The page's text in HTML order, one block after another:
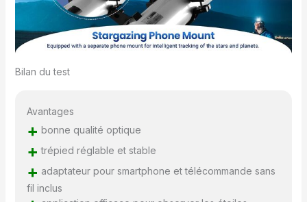
Il peut enregistrer la
beauté, acquérir des
connaissances en
astronomie et cultiver
un bon guide pour les
enfants. Facile à
assembler et à
Bilan du test
Avantages
+ bonne qualité optique
+ trépied réglable et stable
+ adaptateur pour smartphone et télécommande sans
fil inclus